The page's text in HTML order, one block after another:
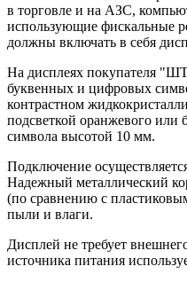
в торговле и на АЗС,
использующие фискальные
должны включать в себя
На дисплеях покупателя
буквенных и цифровых
контрастном
подсветкой оранжевого или
символа высотой 10 мм.
Подключение
Надежный металлический
(по сравнению с
пыли и влаги.
Дисплей не требует
источника питания